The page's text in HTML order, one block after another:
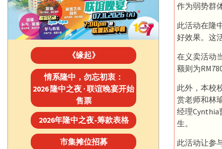
作为弱势群
此活动在隆
好效果。这
在义卖活动
额则为
此外，本校
赏老师和林
经理
生。
此活动让参
《缘起》
情系隆中，勿忘初衷：
2026 隆中之夜 · 联谊晚宴开始
售票
2026年隆中之夜-筹款表格
市集摊位招募